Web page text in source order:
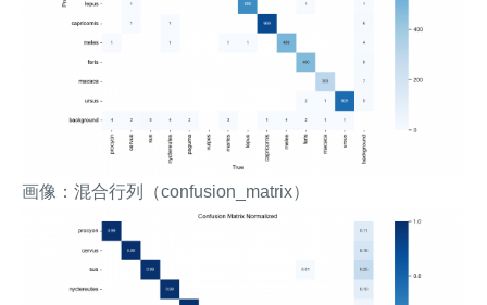
画像：混合行列（confusion_matrix）